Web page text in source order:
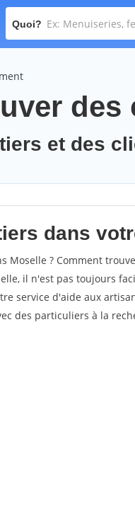
Quoi?
et des
dans
Moselle ? Comment
il n'est pas toujours
service d'aide aux
des particuliers à la